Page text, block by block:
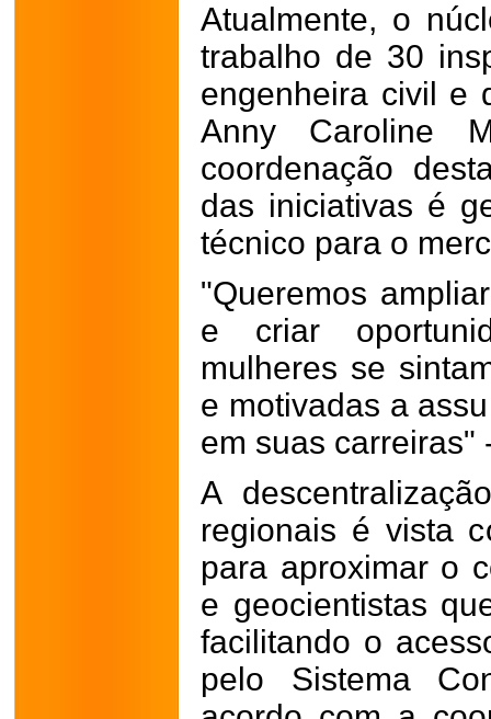
Atualmente, o
trabalho de 30
engenheira civil e
Anny Caroline
coordenação
das iniciativas é
técnico para o
"Queremos
e criar
mulheres se
e motivadas a
em suas carreiras"
A
regionais é vista
para aproximar o
e geocientistas
facilitando o
pelo Sistema